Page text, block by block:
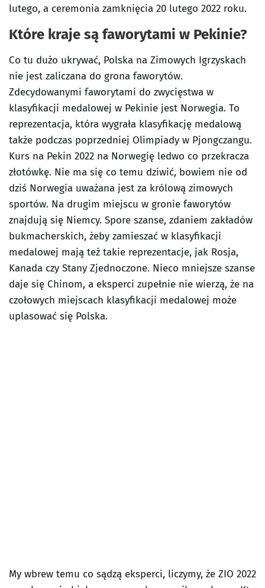
lutego, a ceremonia zamknięcia 20 lutego 2022 roku.
Które kraje są faworytami w Pekinie?
Co tu dużo ukrywać, Polska na Zimowych Igrzyskach
nie jest zaliczana do grona faworytów.
Zdecydowanymi faworytami do zwycięstwa w
klasyfikacji medalowej w Pekinie jest Norwegia. To
reprezentacja, która wygrała klasyfikację medalową
także podczas poprzedniej Olimpiady w Pjongczangu.
Kurs na Pekin 2022 na Norwegię ledwo co przekracza
złotówkę. Nie ma się co temu dziwić, bowiem nie od
dziś Norwegia uważana jest za królową zimowych
sportów. Na drugim miejscu w gronie faworytów
znajdują się Niemcy. Spore szanse, zdaniem zakładów
bukmacherskich, żeby zamieszać w klasyfikacji
medalowej mają też takie reprezentacje, jak Rosja,
Kanada czy Stany Zjednoczone. Nieco mniejsze szanse
daje się Chinom, a eksperci zupełnie nie wierzą, że na
czołowych miejscach klasyfikacji medalowej może
uplasować się Polska.
My wbrew temu co sądzą eksperci, liczymy, że ZIO 2022